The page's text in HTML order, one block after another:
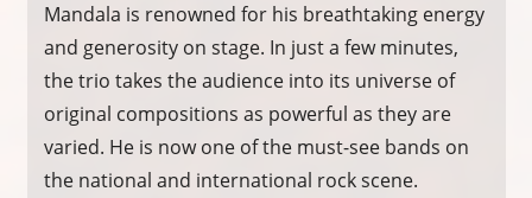
Mandala is renowned for his breathtaking energy
and generosity on stage. In just a few minutes,
the trio takes the audience into its universe of
original compositions as powerful as they are
varied. He is now one of the must-see bands on
the national and international rock scene.